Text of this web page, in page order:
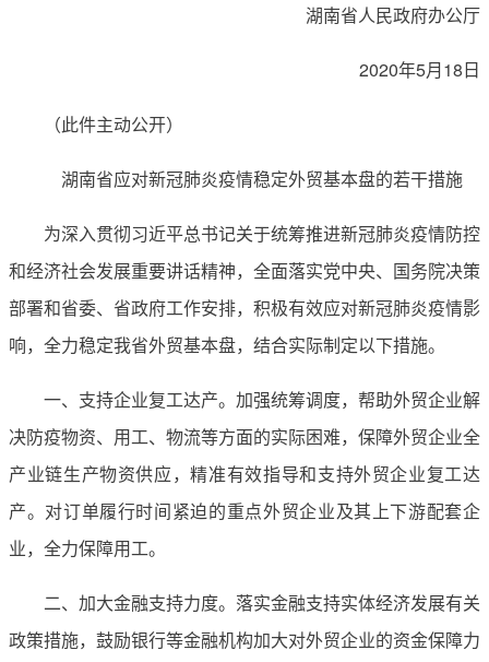
湖南省人民政府办公厅
2020年5月18日
（此件主动公开）
湖南省应对新冠肺炎疫情稳定外贸基本盘的若干措施
为深入贯彻习近平总书记关于统筹推进新冠肺炎疫情防控
和经济社会发展重要讲话精神，全面落实党中央、国务院决策
部署和省委、省政府工作安排，积极有效应对新冠肺炎疫情影
响，全力稳定我省外贸基本盘，结合实际制定以下措施。
一、支持企业复工达产。加强统筹调度，帮助外贸企业解
决防疫物资、用工、物流等方面的实际困难，保障外贸企业全
产业链生产物资供应，精准有效指导和支持外贸企业复工达
产。对订单履行时间紧迫的重点外贸企业及其上下游配套企
业，全力保障用工。
二、加大金融支持力度。落实金融支持实体经济发展有关
政策措施，鼓励银行等金融机构加大对外贸企业的资金保障力